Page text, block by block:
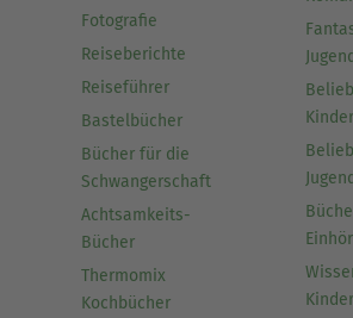
Fotografie
Reiseberichte
Reiseführer
Bastelbücher
Bücher für die
Schwangerschaft
Achtsamkeits-
Bücher
Thermomix
Kochbücher
Kinder